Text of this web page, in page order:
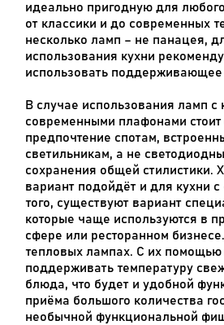
идеально пригодную для
от классики и до современных
несколько ламп – не панацея,
использования кухни
использовать
В случае использования ламп с
современными плафонами стоит
предпочтение спотам,
светильникам, а не
сохранения общей стилистики.
вариант подойдёт и для кухни
того, существуют вариант
которые чаще используются в
сфере или ресторанном
тепловых лампах. С их
поддерживать температуру
блюда, что будет и удобной
приёма большого количества
необычной функциональной